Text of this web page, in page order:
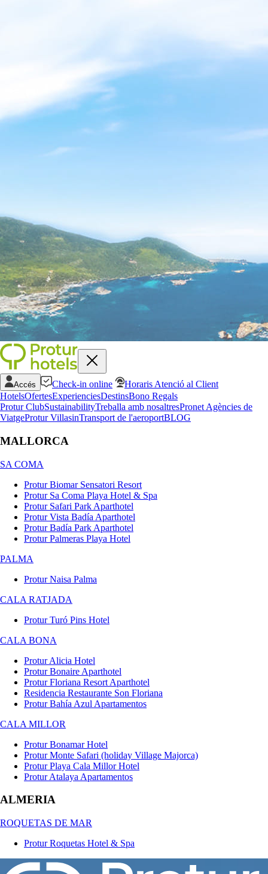
Accés Check-in online
Horaris Atenció al Client
HotelsOfertesExperienciesDestinsBono Regals
Protur ClubSustainabilityTreballa amb nosaltresPronet Agències de
ViatgeProtur VillasinTransport de l'aeroportBLOG
MALLORCA
SA COMA
Protur Biomar Sensatori Resort
Protur Sa Coma Playa Hotel & Spa
Protur Safari Park Aparthotel
Protur Vista Badía Aparthotel
Protur Badía Park Aparthotel
Protur Palmeras Playa Hotel
PALMA
Protur Naisa Palma
CALA RATJADA
Protur Turó Pins Hotel
CALA BONA
Protur Alicia Hotel
Protur Bonaire Aparthotel
Protur Floriana Resort Aparthotel
Residencia Restaurante Son Floriana
Protur Bahía Azul Apartamentos
CALA MILLOR
Protur Bonamar Hotel
Protur Monte Safari (holiday Village Majorca)
Protur Playa Cala Millor Hotel
Protur Atalaya Apartamentos
ALMERIA
ROQUETAS DE MAR
Protur Roquetas Hotel & Spa